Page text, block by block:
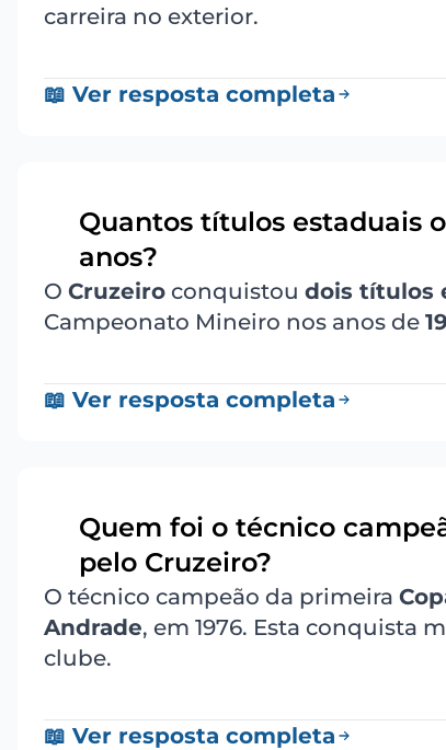
carreira no exterior.
📖 Ver resposta completa
Quantos títulos estaduais
anos?
O Cruzeiro conquistou dois títulos
Campeonato Mineiro nos anos de
📖 Ver resposta completa
Quem foi o técnico
pelo Cruzeiro?
O técnico campeão da primeira
Andrade, em 1976. Esta conquista
clube.
📖 Ver resposta completa